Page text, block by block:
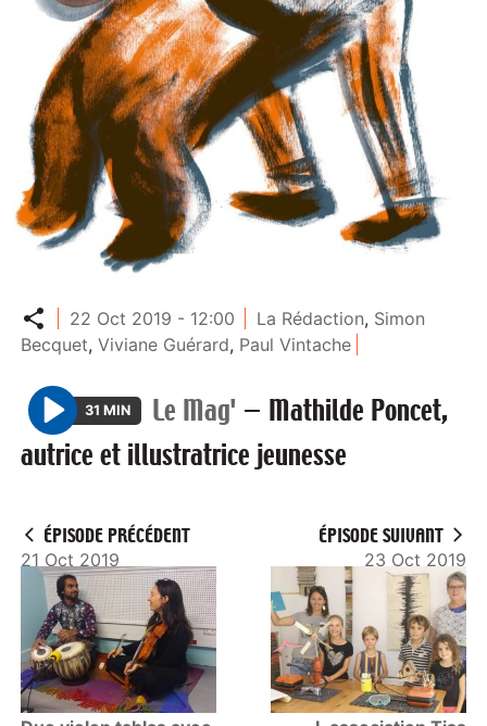
Partager
22 Oct 2019 - 12:00 La Rédaction, Simon
Becquet,Viviane Guérard, Paul Vintache
P
l
31 MIN Le Mag' — Mathilde Poncet,
autrice et illustratrice jeunesse
ÉPISODE PRÉCÉDENT
21 Oct 2019
ÉPISODE SUIVANT
23 Oct 2019